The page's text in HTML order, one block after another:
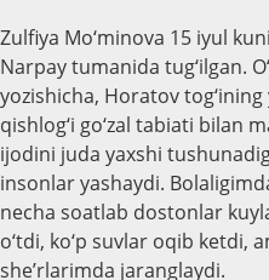
Zulfiya Mo‘minova 15 iyul
Narpay tumanida tug‘ilgan.
yozishicha, Horatov tog‘ining
qishlog‘i go‘zal tabiati bilan
ijodini juda yaxshi
insonlar yashaydi.
necha soatlab dostonlar
o‘tdi, ko‘p suvlar oqib ketdi,
she’rlarimda jaranglaydi.